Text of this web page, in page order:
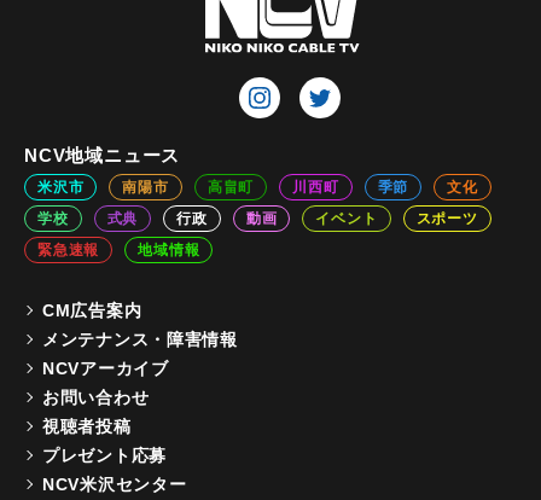
NCV地域ニュース
米沢市 南陽市 高畠町 川西町 季節
文化
学校
式典 行政 動画 イベント
スポーツ
緊急速報
地域情報
CM広告案内
メンテナンス・障害情報
NCVアーカイブ
お問い合わせ
視聴者投稿
プレゼント応募
NCV米沢センター